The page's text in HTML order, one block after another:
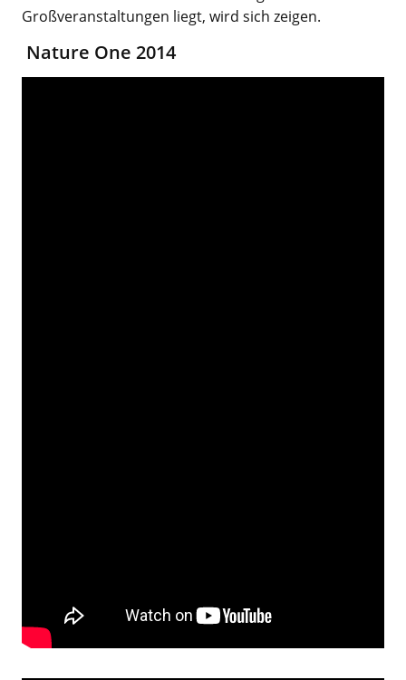
Großveranstaltungen liegt, wird sich zeigen.
Nature One 2014